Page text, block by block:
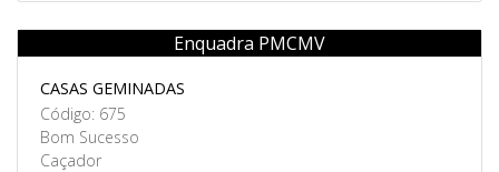
Venda
Enquadra PMCMV
CASAS GEMINADAS
Código: 675
Bom Sucesso
Caçador